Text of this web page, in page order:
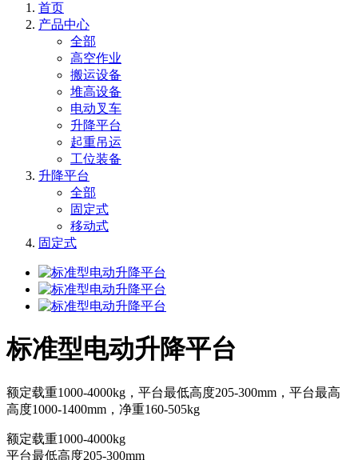
首页
产品中心
全部
高空作业
搬运设备
堆高设备
电动叉车
升降平台
起重吊运
工位装备
升降平台
全部
固定式
移动式
固定式
标准型电动升降平台
额定载重1000-4000kg，平台最低高度205-300mm，平台最高
高度1000-1400mm，净重160-505kg
额定载重1000-4000kg
平台最低高度205-300mm